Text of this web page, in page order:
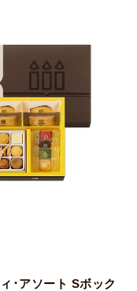
･アソート Sボック